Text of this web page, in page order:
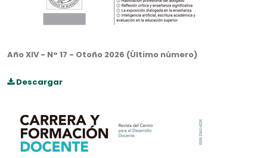
Año XIV - N° 17 - Otoño 2026 (Último número)
Descargar